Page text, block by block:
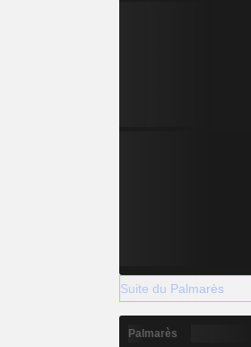
Suite du Palmarès
Palmarès